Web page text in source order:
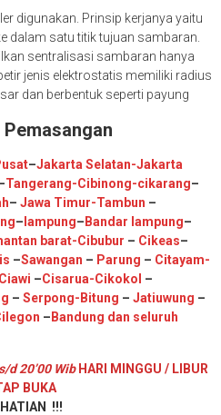
digunakan. Prinsip kerjanya yaitu
dalam satu titik tujuan sambaran.
sentralisasi sambaran hanya
jenis elektrostatis memiliki radius
dan berbentuk seperti payung
–Jakarta Selatan-Jakarta
Tangerang-Cibinong-cikarang–
– Jawa Timur-Tambun –
– lampung– Bandar lampung–
barat-Cibubur – Cikeas–
–Sawangan – Parung – Citayam-
Ciawi –Cisarua-Cikokol –
– Serpong-Bitung – Jatiuwung –
– Bandung dan seluruh
d 20’00 WibHARI MINGGU / LIBUR
BUKA
!!!